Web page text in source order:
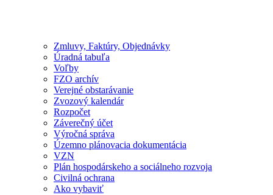
Zmluvy, Faktúry, Objednávky
Úradná tabuľa
Voľby
FZO archív
Verejné obstarávanie
Zvozový kalendár
Rozpočet
Záverečný účet
Výročná správa
Územno plánovacia dokumentácia
VZN
Plán hospodárskeho a sociálneho rozvoja
Civilná ochrana
Ako vybaviť